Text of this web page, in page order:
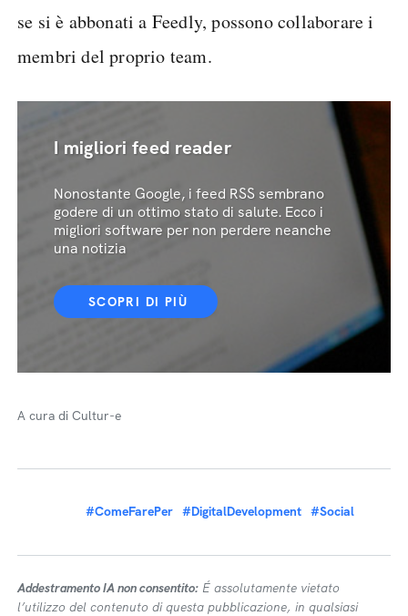
se si è abbonati a Feedly, possono collaborare i
membri del proprio team.
I migliori feed reader
Nonostante Google, i feed RSS sembrano
godere di un ottimo stato di salute. Ecco i
migliori software per non perdere neanche
una notizia
SCOPRI DI PIÙ
A cura di Cultur-e
#ComeFarePer #DigitalDevelopment #Social
Addestramento IA non consentito: É assolutamente vietato
l’utilizzo del contenuto di questa pubblicazione, in qualsiasi